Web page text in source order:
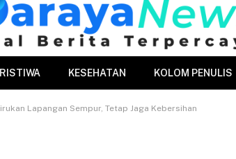
KESEHATAN KOLOM PENULIS
Lapangan Sempur, Tetap Jaga Kebersihan